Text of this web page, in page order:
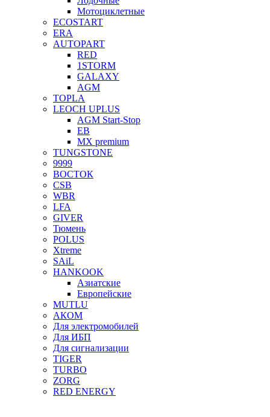
Мотоциклетные
ECOSTART
ERA
AUTOPART
RED
1STORM
GALAXY
AGM
TOPLA
LEOCH UPLUS
AGM Start-Stop
EB
MX premium
TUNGSTONE
9999
ВОСТОК
CSB
WBR
LFA
GIVER
Тюмень
POLUS
Xtreme
SAiL
HANKOOK
Азиатские
Европейские
MUTLU
АКОМ
Для электромобилей
Для ИБП
Для сигнализации
TIGER
TURBO
ZORG
RED ENERGY